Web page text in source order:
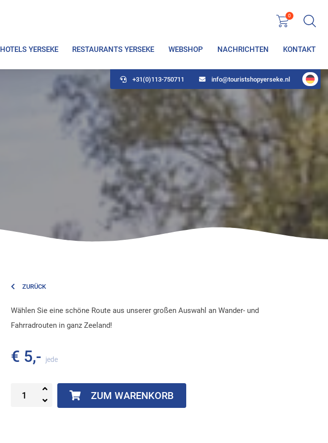
HOTELS YERSEKE RESTAURANTS YERSEKE WEBSHOP NACHRICHTEN KONTAKT
0
+31(0)113-750711 info@touristshopyerseke.nl
ZURÜCK
Wählen Sie eine schöne Route aus unserer großen Auswahl an Wander- und
Fahrradrouten in ganz Zeeland!
€ 5,- jede
ZUM WARENKORB